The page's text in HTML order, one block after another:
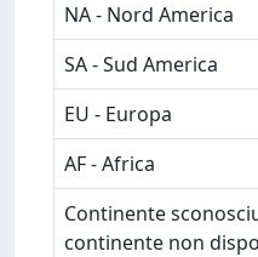
NA - Nord America
SA - Sud America
EU - Europa
AF - Africa
Continente
continente non